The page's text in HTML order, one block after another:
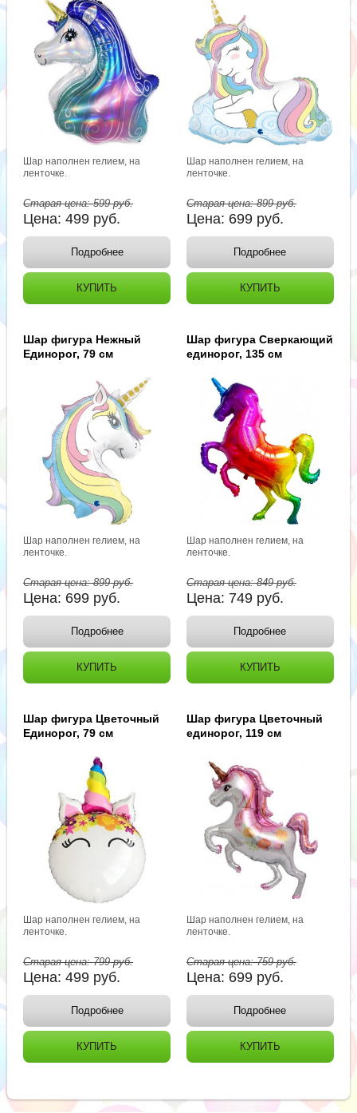
Шар наполнен гелием, на
ленточке.
Старая цена:599руб.
Цена:499 руб.
Подробнее
КУПИТЬ
Шар наполнен гелием, на
ленточке.
Старая цена:899руб.
Цена: 699 руб.
Подробнее
КУПИТЬ
Шар фигура Нежный
Единорог, 79 см
Шар наполнен гелием, на
ленточке.
Старая цена:899руб.
Цена: 699 руб.
Подробнее
КУПИТЬ
Шар фигура Сверкающий
единорог, 135 см
Шар наполнен гелием, на
ленточке.
Старая цена:849руб.
Цена: 749 руб.
Подробнее
КУПИТЬ
Шар фигура Цветочный
Единорог, 79 см
Шар наполнен гелием, на
ленточке.
Старая цена:799руб.
Цена:499 руб.
Подробнее
КУПИТЬ
Шар фигура Цветочный
единорог, 119 см
Шар наполнен гелием, на
ленточке.
Старая цена:759руб.
Цена: 699 руб.
Подробнее
КУПИТЬ